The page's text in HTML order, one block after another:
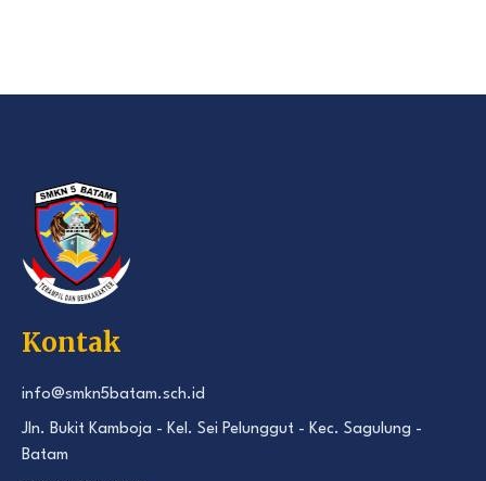
Kontak
info@smkn5batam.sch.id
Jln. Bukit Kamboja - Kel. Sei Pelunggut - Kec. Sagulung -
Batam